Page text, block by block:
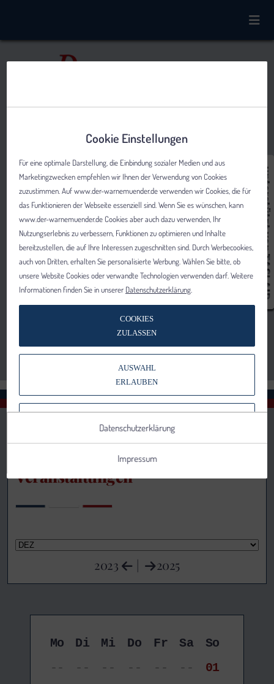
Veranstaltungen
2023 | 2025
Mo Di Mi Do Fr Sa
So
--
-- -- -- -- --
01
Cookie Einstellungen
Für eine optimale Darstellung, die Einbindung sozialer Medien und aus
Marketingzwecken empfehlen wir Ihnen der Verwendung von Cookies
zuzustimmen. Auf www.der-warnemuender.de verwenden wir Cookies, die für
das Funktionieren der Webseite essenziell sind. Wenn Sie es wünschen, kann
www.der-warnemuender.de Cookies aber auch dazu verwenden, Ihr
Nutzungserlebnis zu verbessern, Funktionen zu optimieren und Inhalte
bereitzustellen, die auf Ihre Interessen zugeschnitten sind. Durch Werbecookies,
auch von Dritten, erhalten Sie personalisierte Werbung. Wählen Sie bitte, ob
unsere Website Cookies oder verwandte Technologien verwenden darf. Weitere
Informationen finden Sie in unserer Datenschutzerklärung
COOKIES
ZULASSEN
AUSWAHL
ERLAUBEN
VERWENDEN
Datenschutzerklärung
Impressum